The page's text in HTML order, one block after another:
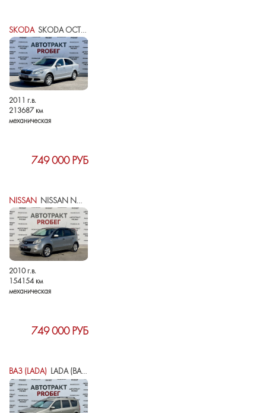
SKODASKODA OCTAVIA II (A5) РЕСТАЙЛИНГ
2011 г.в.
213687 км
механическая
749 000 РУБ
NISSAN NISSAN NOTE I РЕСТАЙЛИНГ
2010 г.в.
154154 км
механическая
749 000 РУБ
ВАЗ (LADA) LADA (ВАЗ) LARGUS I